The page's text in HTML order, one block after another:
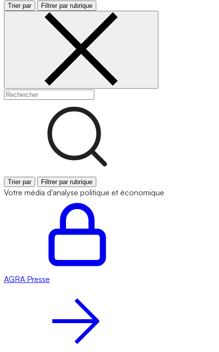
Trier par Filtrer par rubrique
Trier par Filtrer par rubrique
Votre média d'analyse politique et économique
AGRA Presse